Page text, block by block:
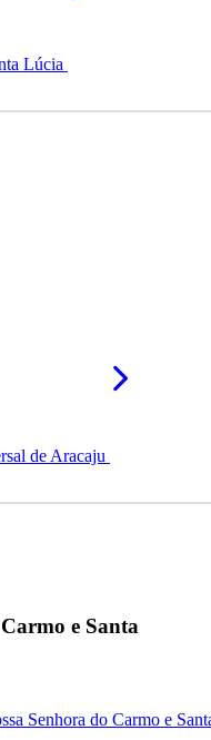
Lúcia
de Aracaju
e Santa
Senhora do Carmo e